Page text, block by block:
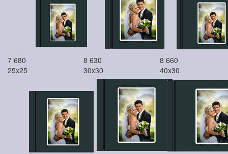
7 680 8 630
8 660
25x25
30x30 40x30